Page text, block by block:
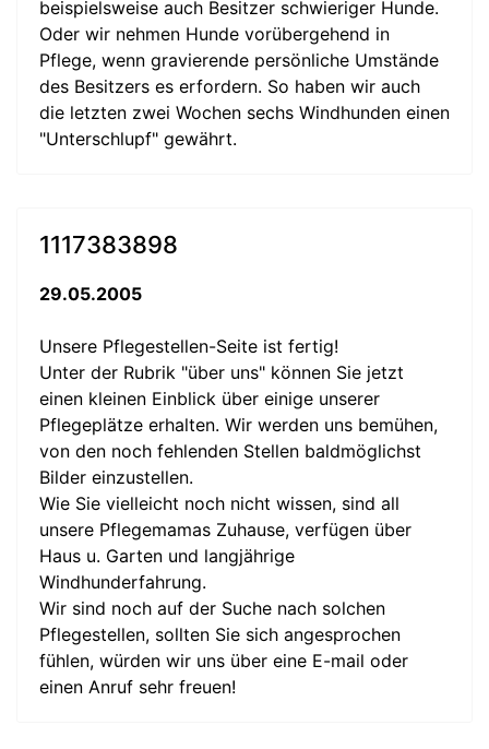
beispielsweise auch Besitzer schwieriger Hunde.
Oder wir nehmen Hunde vorübergehend in
Pflege, wenn gravierende persönliche Umstände
des Besitzers es erfordern. So haben wir auch
die letzten zwei Wochen sechs Windhunden einen
"Unterschlupf" gewährt.
1117383898
29.05.2005
Unsere Pflegestellen-Seite ist fertig!
Unter der Rubrik "über uns" können Sie jetzt
einen kleinen Einblick über einige unserer
Pflegeplätze erhalten. Wir werden uns bemühen,
von den noch fehlenden Stellen baldmöglichst
Bilder einzustellen.
Wie Sie vielleicht noch nicht wissen, sind all
unsere Pflegemamas Zuhause, verfügen über
Haus u. Garten und langjährige
Windhunderfahrung.
Wir sind noch auf der Suche nach solchen
Pflegestellen, sollten Sie sich angesprochen
fühlen, würden wir uns über eine E-mail oder
einen Anruf sehr freuen!